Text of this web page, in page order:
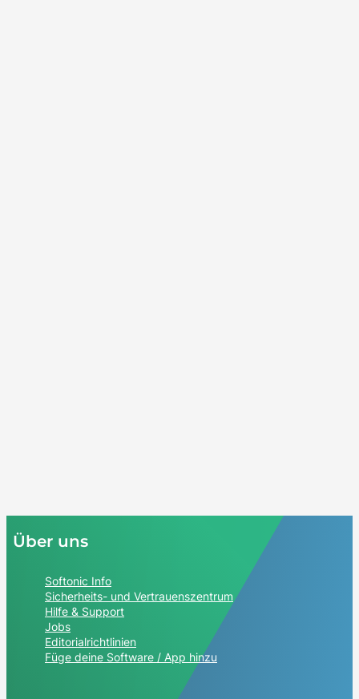
Über uns
Softonic Info
Sicherheits- und Vertrauenszentrum
Hilfe & Support
Jobs
Editorialrichtlinien
Füge deine Software / App hinzu